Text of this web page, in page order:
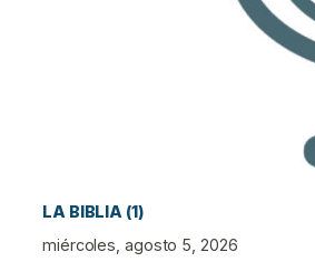
LA BIBLIA (1)
miércoles, agosto 5, 2026